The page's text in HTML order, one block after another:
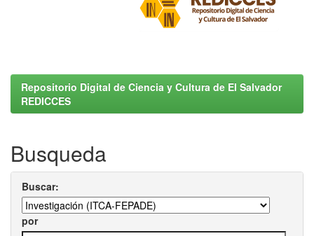
Repositorio Digital de Ciencia y Cultura de El Salvador
REDICCES
Busqueda
Buscar:
por